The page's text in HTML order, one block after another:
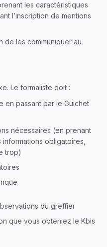
les caractéristiques
l’inscription de mentions
de les communiquer au
Le formaliste doit :
en passant par le Guichet
nécessaires (en prenant
obligatoires,
trop)
du greffier
que vous obteniez le Kbis